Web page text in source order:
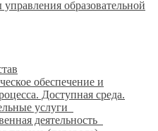
образовательной
обеспечение и
Доступная среда.
услуги
деятельность